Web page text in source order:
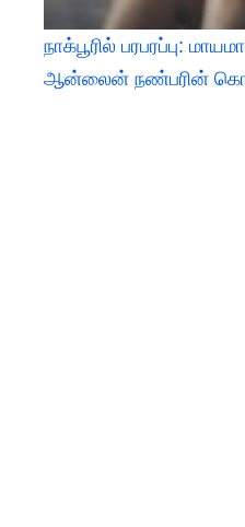
நாக்பூரில் பரபரப்பு:
ஆன்லைன் நண்பரின்